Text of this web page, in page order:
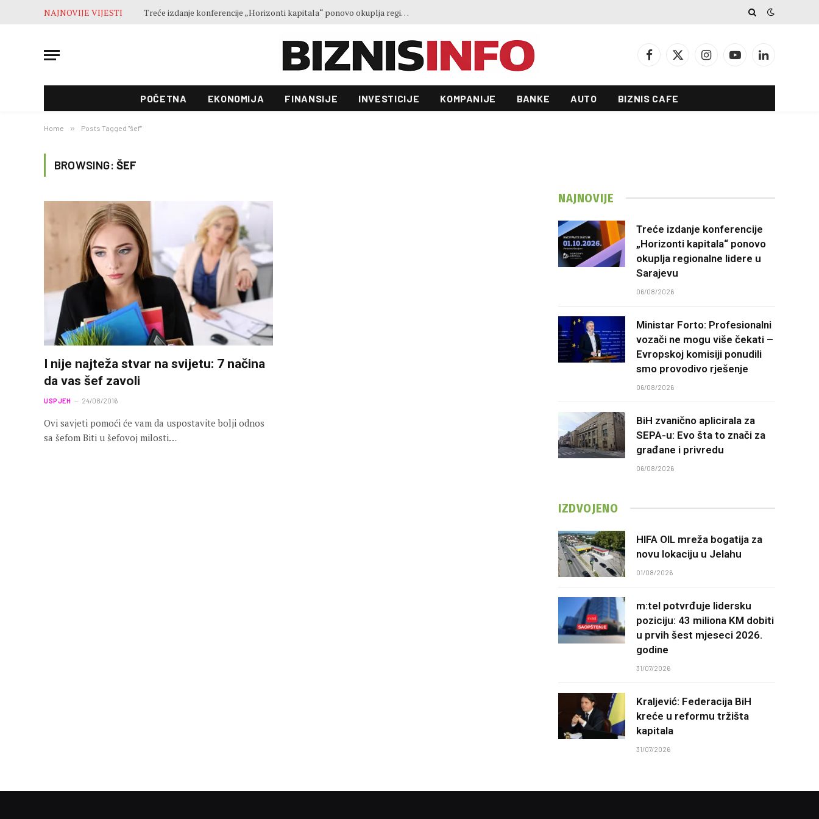
NAJNOVIJE VIJESTI Treće izdanje konferencije „Horizonti kapitala“ ponovo okuplja regionalne lidere u Sarajevu
Facebook
X
InstagramYouTubeLinkedIn
POČETNA EKONOMIJA FINANSIJE INVESTICIJE KOMPANIJE BANKE AUTO BIZNIS CAFE
Home » Posts Tagged "šef"
BROWSING: ŠEF
I nije najteža stvar na svijetu: 7 načina
da vas šef zavoli
USPJEH 24/08/2016
Ovi savjeti pomoći će vam da uspostavite bolji odnos
sa šefom Biti u šefovoj milosti…
NAJNOVIJE
Treće izdanje konferencije
„Horizonti kapitala“ ponovo
okuplja regionalne lidere u
Sarajevu
06/08/2026
Ministar Forto: Profesionalni
vozači ne mogu više čekati –
Evropskoj komisiji ponudili
smo provodivo rješenje
06/08/2026
BiH zvanično aplicirala za
SEPA-u: Evo šta to znači za
građane i privredu
06/08/2026
IZDVOJENO
HIFA OIL mreža bogatija za
novu lokaciju u Jelahu
01/08/2026
m:tel potvrđuje lidersku
poziciju: 43 miliona KM dobiti
u prvih šest mjeseci 2026.
godine
31/07/2026
Kraljević: Federacija BiH
kreće u reformu tržišta
kapitala
31/07/2026